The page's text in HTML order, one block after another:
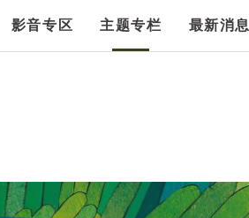
影音专区 主题专栏 最新消息